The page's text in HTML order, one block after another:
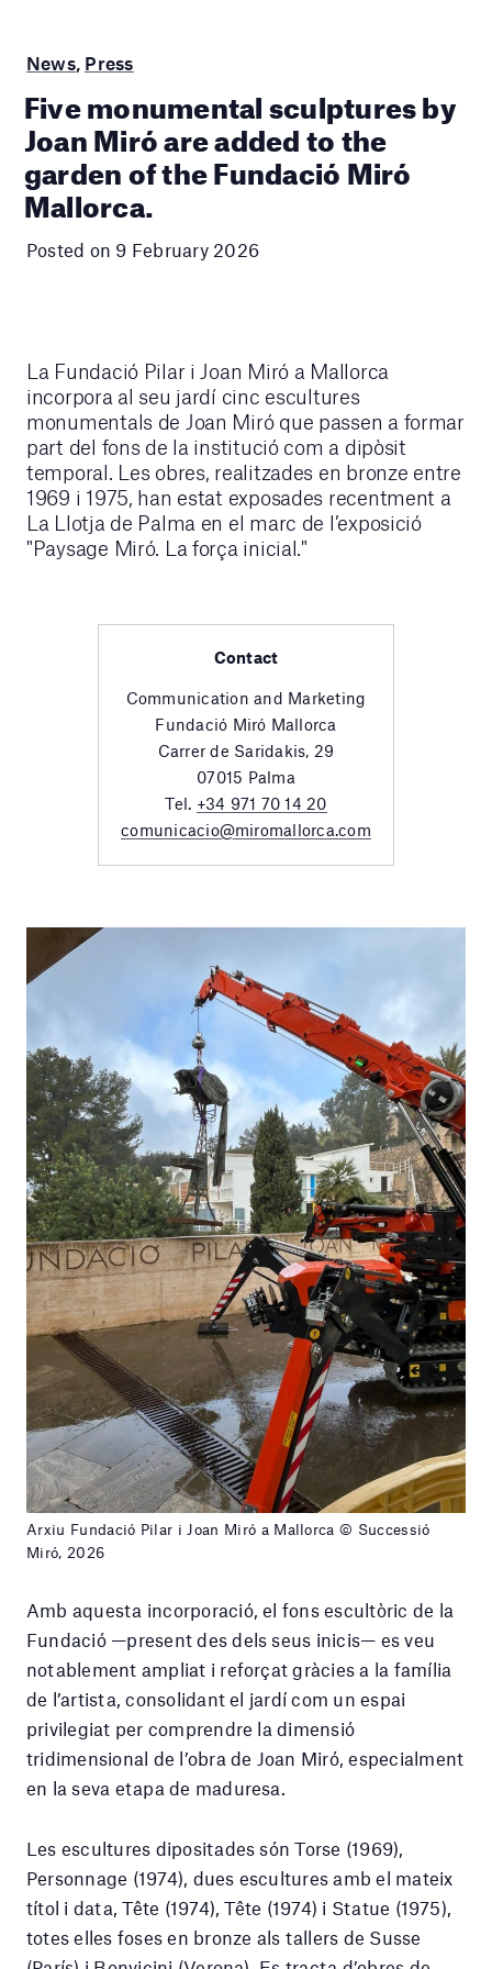
News, Press
Five monumental sculptures by
Joan Miró are added to the
garden of the Fundació Miró
Mallorca.
Posted on 9 February 2026
La Fundació Pilar i Joan Miró a Mallorca
incorpora al seu jardí cinc escultures
monumentals de Joan Miró que passen a formar
part del fons de la institució com a dipòsit
temporal. Les obres, realitzades en bronze entre
1969 i 1975, han estat exposades recentment a
La Llotja de Palma en el marc de l’exposició
"Paysage Miró. La força inicial."
Contact
Communication and Marketing
Fundació Miró Mallorca
Carrer de Saridakis, 29
07015 Palma
Tel. +34 971 70 14 20
comunicacio@miromallorca.com
Arxiu Fundació Pilar i Joan Miró a Mallorca © Successió
Miró, 2026
Amb aquesta incorporació, el fons escultòric de la
Fundació —present des dels seus inicis— es veu
notablement ampliat i reforçat gràcies a la família
de l’artista, consolidant el jardí com un espai
privilegiat per comprendre la dimensió
tridimensional de l’obra de Joan Miró, especialment
en la seva etapa de maduresa.
Les escultures dipositades són Torse (1969),
Personnage (1974), dues escultures amb el mateix
títol i data, Tête (1974), Tête (1974) i Statue (1975),
totes elles foses en bronze als tallers de Susse